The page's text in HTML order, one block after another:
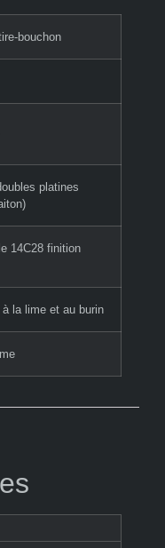
bouchon
platines
14C28 finition
à la lime et au burin